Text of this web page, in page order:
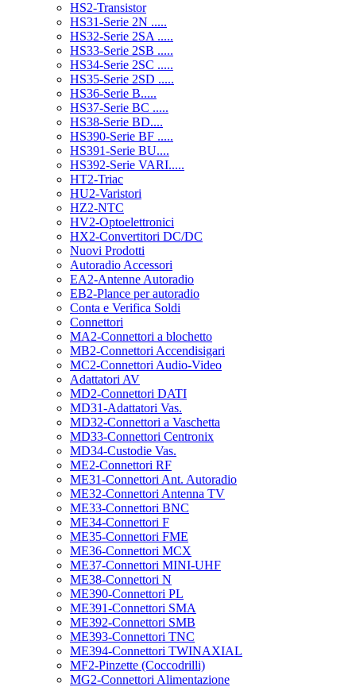
HS2-Transistor
HS31-Serie 2N .....
HS32-Serie 2SA .....
HS33-Serie 2SB .....
HS34-Serie 2SC .....
HS35-Serie 2SD .....
HS36-Serie B.....
HS37-Serie BC .....
HS38-Serie BD....
HS390-Serie BF .....
HS391-Serie BU....
HS392-Serie VARI.....
HT2-Triac
HU2-Varistori
HZ2-NTC
HV2-Optoelettronici
HX2-Convertitori DC/DC
Nuovi Prodotti
Autoradio Accessori
EA2-Antenne Autoradio
EB2-Plance per autoradio
Conta e Verifica Soldi
Connettori
MA2-Connettori a blochetto
MB2-Connettori Accendisigari
MC2-Connettori Audio-Video
Adattatori AV
MD2-Connettori DATI
MD31-Adattatori Vas.
MD32-Connettori a Vaschetta
MD33-Connettori Centronix
MD34-Custodie Vas.
ME2-Connettori RF
ME31-Connettori Ant. Autoradio
ME32-Connettori Antenna TV
ME33-Connettori BNC
ME34-Connettori F
ME35-Connettori FME
ME36-Connettori MCX
ME37-Connettori MINI-UHF
ME38-Connettori N
ME390-Connettori PL
ME391-Connettori SMA
ME392-Connettori SMB
ME393-Connettori TNC
ME394-Connettori TWINAXIAL
MF2-Pinzette (Coccodrilli)
MG2-Connettori Alimentazione